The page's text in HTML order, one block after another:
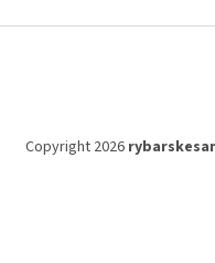
Copyright 2026